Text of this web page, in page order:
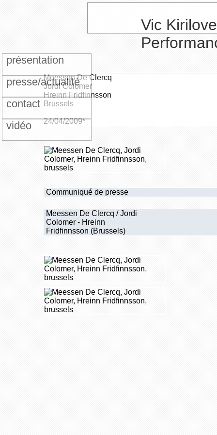
présentation
presse/actualité
contact
vidéo
Vic
Meessen De Clercq
Jordi Colomer
Hreinn Fridfinnsson
Brussels
24/04/2009*
Communiqué de presse
Meessen De Clercq / Jordi
Colomer - Hreinn
Fridfinnsson (Brussels)